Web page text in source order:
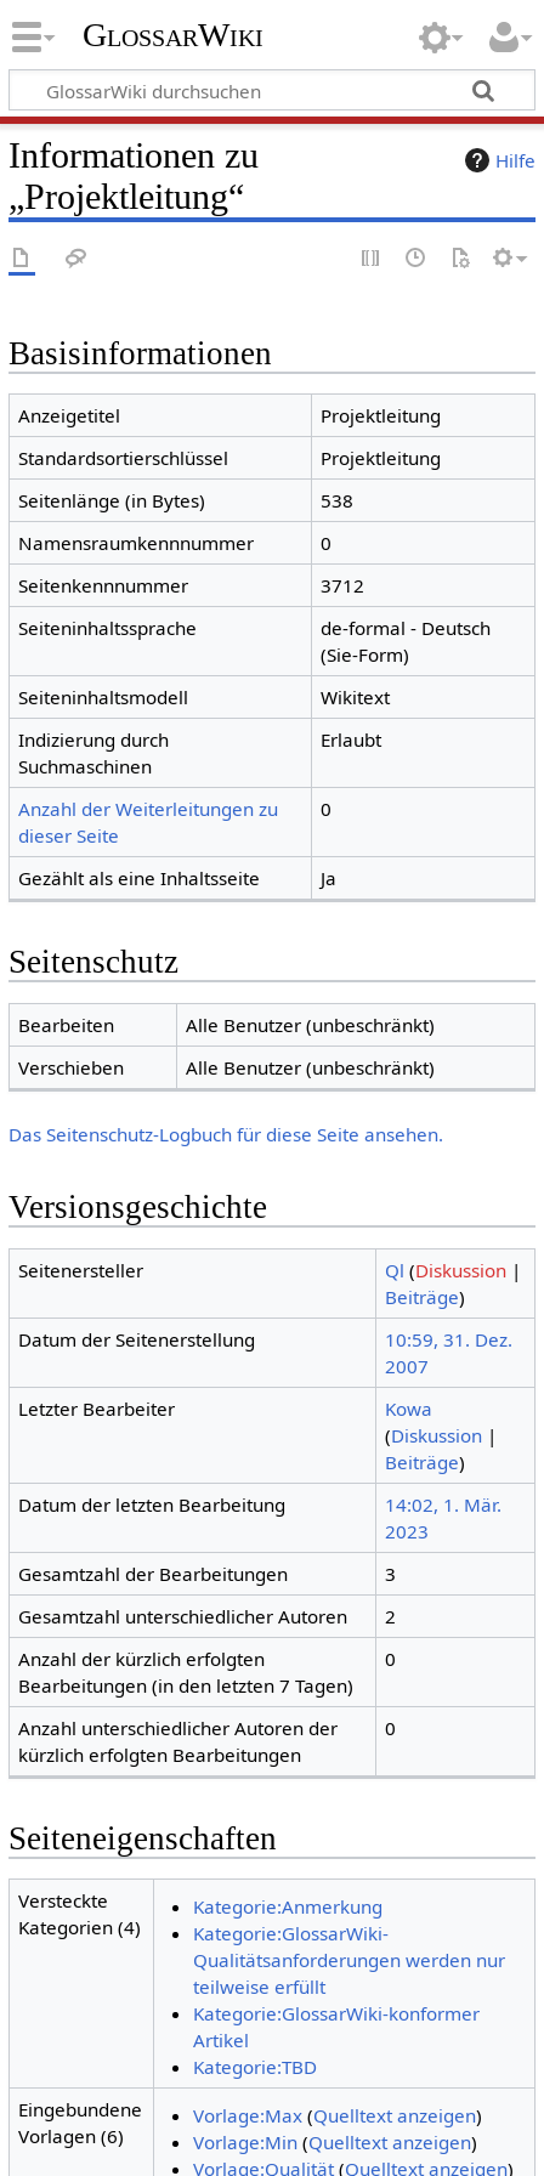
GlossarWiki
Hilfe
Informationen zu
„Projektleitung“
Basisinformationen
Anzeigetitel
Projektleitung
Standardsortierschlüssel
Projektleitung
Seitenlänge (in Bytes)
538
Namensraumkennnummer
0
Seitenkennnummer
3712
Seiteninhaltssprache
de-formal - Deutsch
(Sie-Form)
Seiteninhaltsmodell
Wikitext
Indizierung durch
Suchmaschinen
Erlaubt
Anzahl der Weiterleitungen zu
dieser Seite
0
Gezählt als eine Inhaltsseite Ja
Seitenschutz
Bearbeiten
Alle Benutzer (unbeschränkt)
Verschieben
Alle Benutzer (unbeschränkt)
Das Seitenschutz-Logbuch für diese Seite ansehen.
Versionsgeschichte
Seitenersteller Ql (Diskussion |
Beiträge)
Datum der Seitenerstellung
10:59, 31. Dez.
2007
Letzter Bearbeiter
Kowa
(Diskussion |
Beiträge)
Datum der letzten Bearbeitung
14:02, 1. Mär.
2023
Gesamtzahl der Bearbeitungen
3
Gesamtzahl unterschiedlicher Autoren
2
Anzahl der kürzlich erfolgten
Bearbeitungen (in den letzten 7 Tagen)
0
Anzahl unterschiedlicher Autoren der
kürzlich erfolgten Bearbeitungen
0
Seiteneigenschaften
Versteckte
Kategorien (4)
Kategorie:Anmerkung
Kategorie:GlossarWiki-
Qualitätsanforderungen werden nur
teilweise erfüllt
Kategorie:GlossarWiki-konformer
Artikel
Kategorie:TBD
Eingebundene
Vorlagen (6)
Vorlage:Max(Quelltext anzeigen)
Vorlage:Min(Quelltext anzeigen)
Vorlage:Qualität(Quelltext anzeigen)